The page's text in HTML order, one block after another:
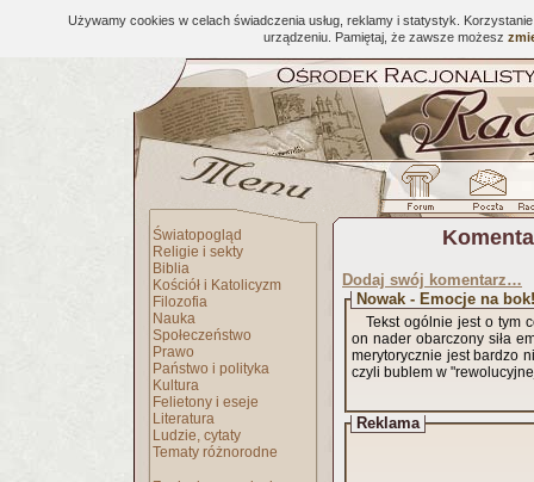
Używamy cookies w celach świadczenia usług, reklamy i statystyk.
urządzeniu. Pamiętaj, że zawsze możesz
Światopogląd
Religie i sekty
Biblia
Kościół i Katolicyzm
Filozofia
Nauka
Społeczeństwo
Prawo
Państwo i polityka
Kultura
Felietony i eseje
Literatura
Ludzie, cytaty
Tematy różnorodne
Dodaj swój komentarz…
Nowak - Emocje na bok!
Tekst ogólnie jest o tym
on nader obarczony siła
merytorycznie jest bardzo
czyli bublem w
Reklama